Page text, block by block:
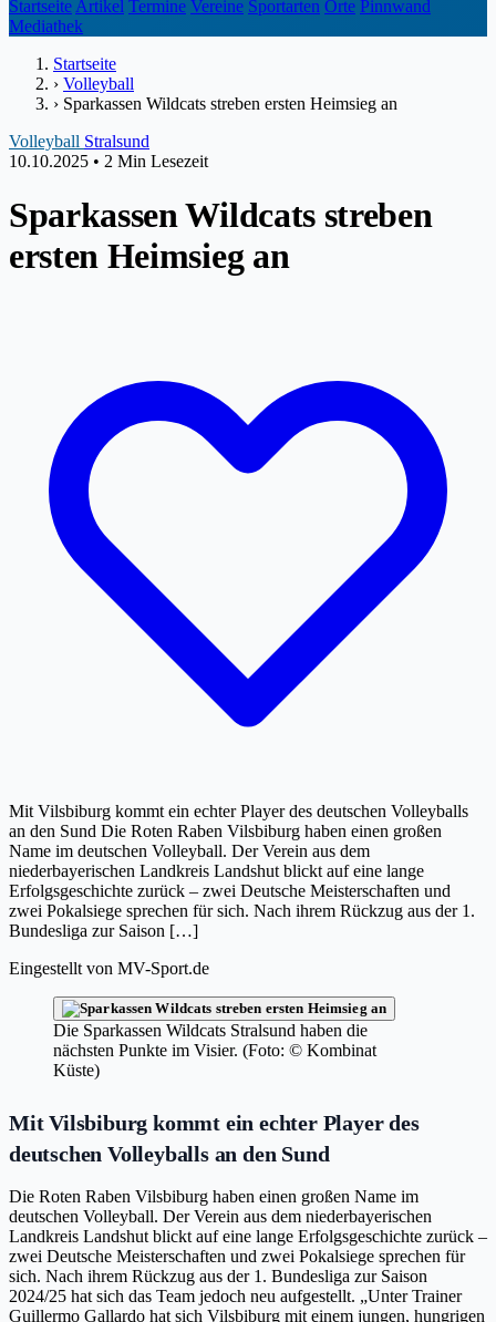
Startseite Artikel Termine Vereine Sportarten Orte Pinnwand
Mediathek
Startseite
› Volleyball
› Sparkassen Wildcats streben ersten Heimsieg an
Volleyball Stralsund
10.10.2025 • 2 Min Lesezeit
Sparkassen Wildcats streben
ersten Heimsieg an
Mit Vilsbiburg kommt ein echter Player des deutschen Volleyballs
an den Sund Die Roten Raben Vilsbiburg haben einen großen
Name im deutschen Volleyball. Der Verein aus dem
niederbayerischen Landkreis Landshut blickt auf eine lange
Erfolgsgeschichte zurück – zwei Deutsche Meisterschaften und
zwei Pokalsiege sprechen für sich. Nach ihrem Rückzug aus der 1.
Bundesliga zur Saison […]
Eingestellt von MV-Sport.de
Die Sparkassen Wildcats Stralsund haben die
nächsten Punkte im Visier. (Foto: © Kombinat
Küste)
Mit Vilsbiburg kommt ein echter Player des
deutschen Volleyballs an den Sund
Die Roten Raben Vilsbiburg haben einen großen Name im
deutschen Volleyball. Der Verein aus dem niederbayerischen
Landkreis Landshut blickt auf eine lange Erfolgsgeschichte zurück –
zwei Deutsche Meisterschaften und zwei Pokalsiege sprechen für
sich. Nach ihrem Rückzug aus der 1. Bundesliga zur Saison
2024/25 hat sich das Team jedoch neu aufgestellt. „Unter Trainer
Guillermo Gallardo hat sich Vilsbiburg mit einem jungen, hungrigen